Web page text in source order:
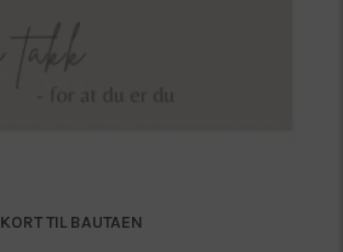
KORT TIL BAUTAEN